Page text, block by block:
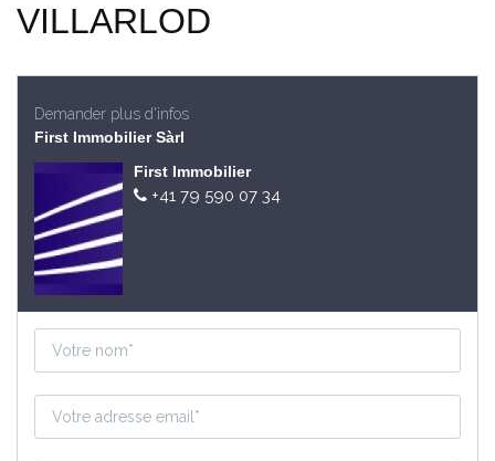
VILLARLOD
Demander plus d'infos
First Immobilier Sàrl
First Immobilier
+41 79 590 07 34